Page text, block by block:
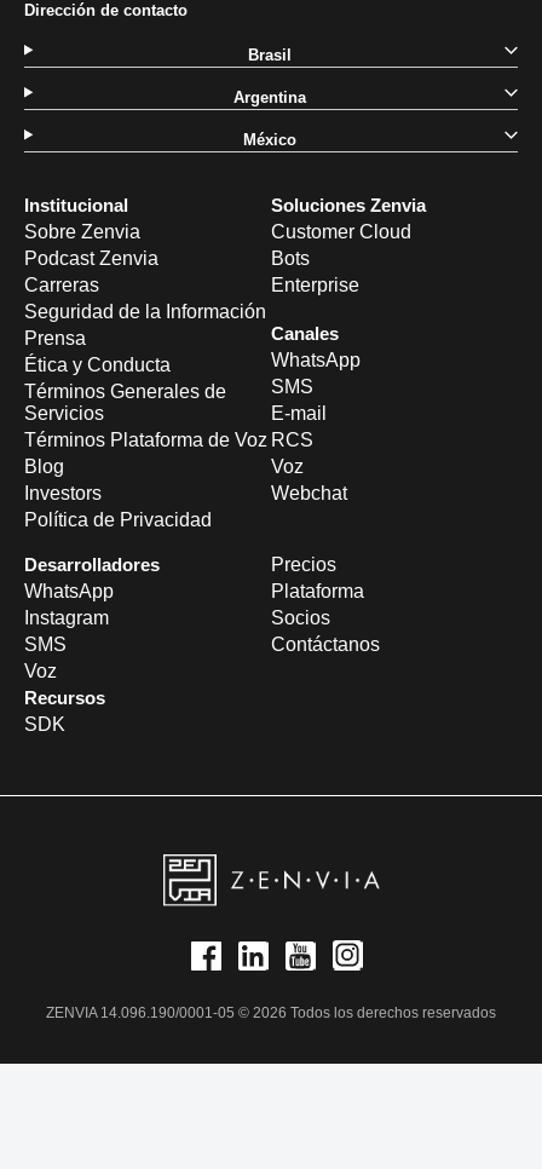
Institucional
Sobre Zenvia
Podcast Zenvia
Carreras
Seguridad de la Información
Prensa
Ética y Conducta
Términos Generales de
Servicios
Términos Plataforma de Voz
Blog
Investors
Política de Privacidad
Soluciones Zenvia
Customer Cloud
Bots
Enterprise
Canales
WhatsApp
SMS
E-mail
RCS
Voz
Webchat
Desarrolladores
WhatsApp
Instagram
SMS
Voz
Recursos
SDK
Precios
Plataforma
Socios
Contáctanos
Dirección de contacto
Brasil
Argentina
México
ZENVIA 14.096.190/0001-05 © 2026 Todos los derechos reservados